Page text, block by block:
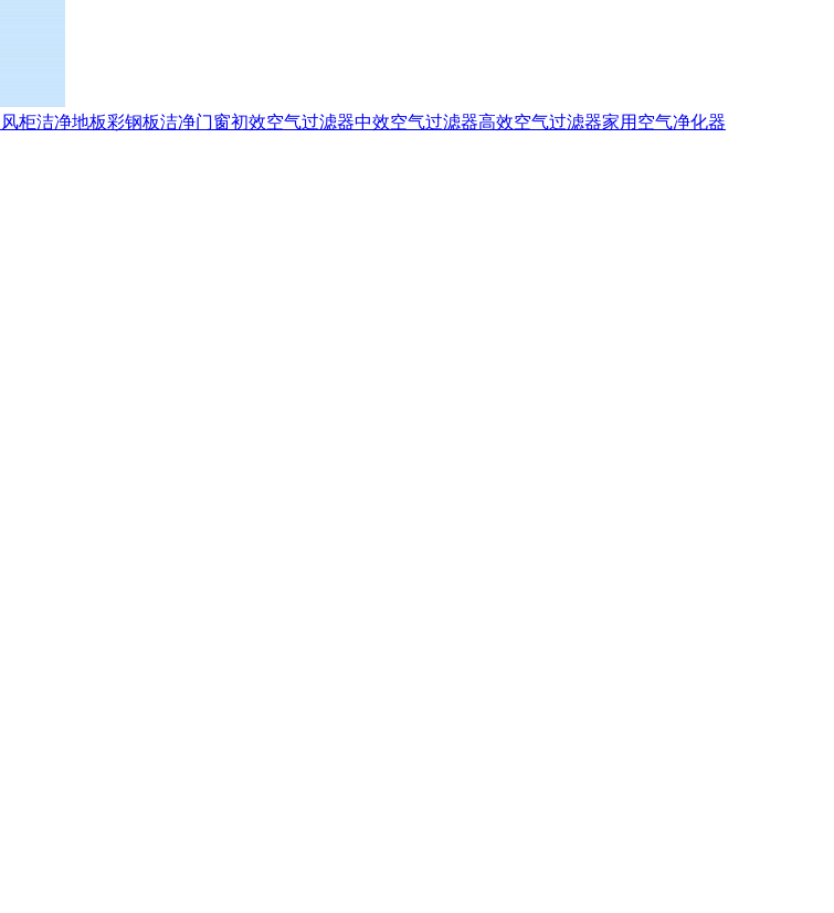
柜洁净地板彩钢板洁净门窗初效空气过滤器中效空气过滤器高效空气过滤器家用空气净化器